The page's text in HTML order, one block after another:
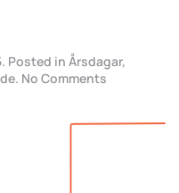
. Posted in Årsdagar,
. No Comments
vi